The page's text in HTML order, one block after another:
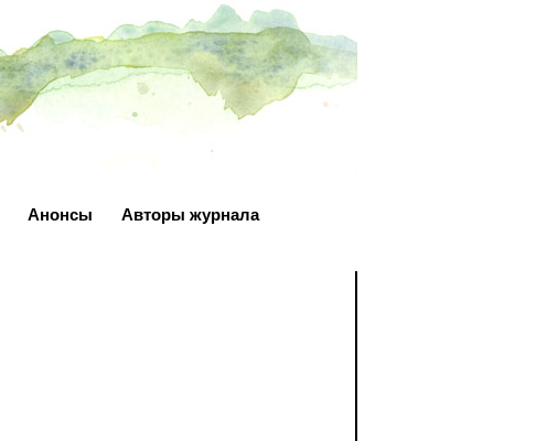
Анонсы Авторы журнала